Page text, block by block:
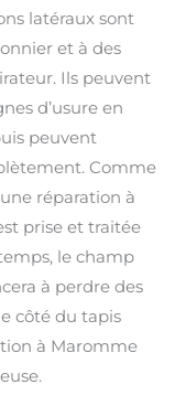
latéraux sont
et à des
Ils peuvent
d’usure en
peuvent
Comme
réparation à
prise et traitée
le champ
à perdre des
côté du tapis
à Maromme